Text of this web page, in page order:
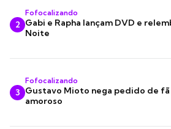
2
Fofocalizando
Gabi e Rapha lançam DVD e
Noite
3
Fofocalizando
Gustavo Mioto nega pedido de fã
amoroso